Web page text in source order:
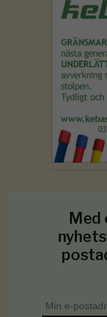
Med